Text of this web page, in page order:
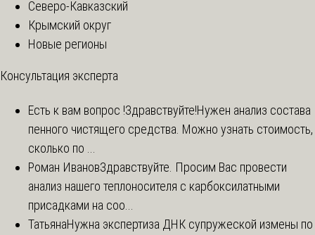
Северо-Кавказский
Крымский округ
Новые регионы
Консультация эксперта
Есть к вам вопрос !Здравствуйте!Нужен анализ состава
пенного чистящего средства. Можно узнать стоимость,
сколько по ...
Роман ИвановЗдравствуйте. Просим Вас провести
анализ нашего теплоносителя с карбоксилатными
присадками на соо...
ТатьянаНужна экспертиза ДНК супружеской измены по